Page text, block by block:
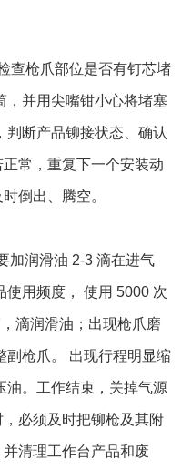
枪爪部位是否有钉芯堵
，并用尖嘴钳小心将堵塞
判断产品铆接状态、确认
常，重复下一个安装动
倒出、腾空。
润滑油 2-3 滴在进气
使用频度， 使用 5000 次
滴润滑油；出现枪爪磨
副枪爪。 出现行程明显缩
油。工作结束，关掉气源
必须及时把铆枪及其附
清理工作台产品和废